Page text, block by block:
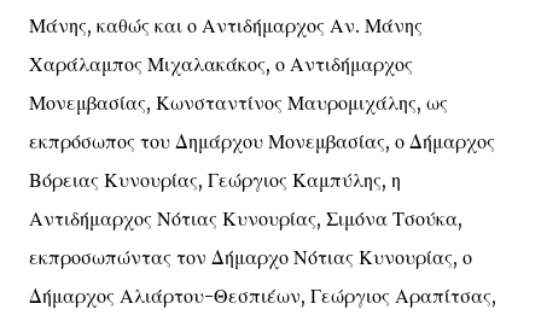
Μάνης, καθώς και ο Αντιδήμαρχος Αν. Μάνης
Χαράλαμπος Μιχαλακάκος, ο Αντιδήμαρχος
Μονεμβασίας, Κωνσταντίνος Μαυρομιχάλης, ως
εκπρόσωπος του Δημάρχου Μονεμβασίας, ο Δήμαρχος
Βόρειας Κυνουρίας, Γεώργιος Καμπύλης, η
Αντιδήμαρχος Νότιας Κυνουρίας, Σιμόνα Τσούκα,
εκπροσωπώντας τον Δήμαρχο Νότιας Κυνουρίας, ο
Δήμαρχος Αλιάρτου-Θεσπιέων, Γεώργιος Αραπίτσας,